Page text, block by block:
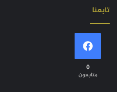
تابعنا
0
متابعون